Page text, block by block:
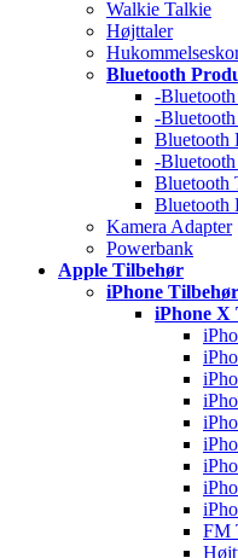
Walkie Talkie
Højttaler
Bluetooth
-
-
Bluetooth
-Bluetooth
Bluetooth
Bluetooth
Kamera Adapter
Powerbank
Apple Tilbehør
iPhone Tilbehør
iPhone X
FM